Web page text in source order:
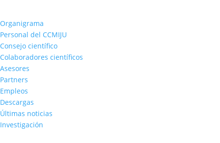
Organigrama
Personal del CCMIJU
Consejo científico
Colaboradores científicos
Asesores
Partners
Empleos
Descargas
Últimas noticias
Investigación